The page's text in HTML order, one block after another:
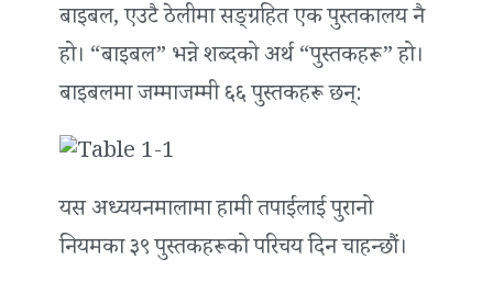
बाइबल, एउटै ठेलीमा सङ्ग्रहित एक पुस्तकालय नै
हो। “बाइबल” भन्ने शब्दको अर्थ “पुस्तकहरू” हो।
बाइबलमा जम्माजम्मी ६६ पुस्तकहरू छन्:
यस अध्ययनमालामा हामी तपाईंलाई पुरानो
नियमका ३९ पुस्तकहरूको परिचय दिन चाहन्छौं।